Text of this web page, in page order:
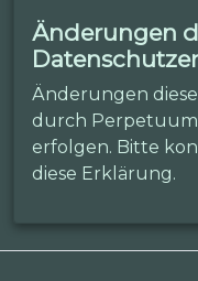
Änderungen
Änderungen
durch
erfolgen. Bitte
diese Erklärung.